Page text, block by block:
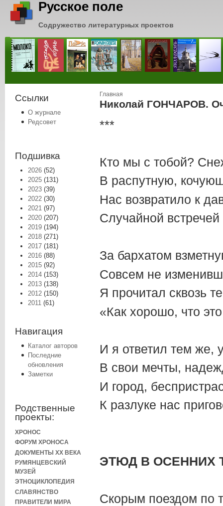
Русское поле
Содружество литературных проектов
Ссылки
О журнале
Редсовет
Подшивка
2026 (52)
2025 (131)
2023 (39)
2022 (30)
2021 (97)
2020 (207)
2019 (194)
2018 (271)
2017 (181)
2016 (88)
2015 (92)
2014 (153)
2013 (138)
2012 (150)
2011 (61)
Навигация
Каталог авторов
Последние
обновления
Заметки
Родственные
проекты:
ХРОНОС
ФОРУМ ХРОНОСА
ДОКУМЕНТЫ XX ВЕКА
РУМЯНЦЕВСКИЙ
МУЗЕЙ
ЭТНОЦИКЛОПЕДИЯ
СЛАВЯНСТВО
ПРАВИТЕЛИ МИРА
Вы здесь
Главная
Николай ГОНЧАРОВ.
***
Кто мы с тобой?
В распутную,
Нас возвратило к
Случайной встречей
За бархатом
Совсем не
Я прочитал сквозь
«Как хорошо, что
И я ответил тем же,
В свои мечты,
И город,
К разлуке нас
ЭТЮД В ОСЕННИХ
Скорым поездом по